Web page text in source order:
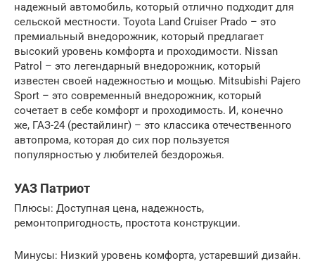
надежный автомобиль, который отлично подходит для
сельской местности. Toyota Land Cruiser Prado – это
премиальный внедорожник, который предлагает
высокий уровень комфорта и проходимости. Nissan
Patrol – это легендарный внедорожник, который
известен своей надежностью и мощью. Mitsubishi Pajero
Sport – это современный внедорожник, который
сочетает в себе комфорт и проходимость. И, конечно
же, ГАЗ-24 (рестайлинг) – это классика отечественного
автопрома, которая до сих пор пользуется
популярностью у любителей бездорожья.
УАЗ Патриот
Плюсы: Доступная цена, надежность,
ремонтопригодность, простота конструкции.
Минусы: Низкий уровень комфорта, устаревший дизайн.